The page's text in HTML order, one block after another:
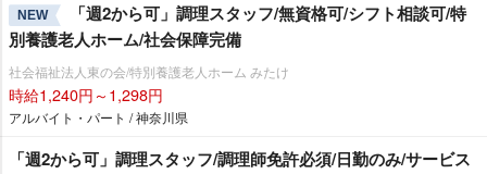
NEW
「週2から可」調理スタッフ/無資格可/シフト相談可/特
別養護老人ホーム/社会保障完備
社会福祉法人東の会/特別養護老人ホーム みたけ
時給1,240円～1,298円
アルバイト・パート / 神奈川県
「週2から可」調理スタッフ/調理師免許必須/日勤のみ/サービス